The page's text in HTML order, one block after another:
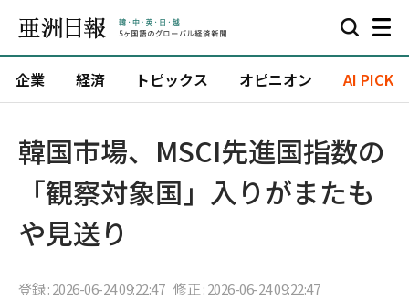
企業 経済 トピックス オピニオン AI PICK
韓国市場、MSCI先進国指数の
「観察対象国」入りがまたも
や見送り
登録 : 2026-06-24 09:22:47 修正 : 2026-06-24 09:22:47